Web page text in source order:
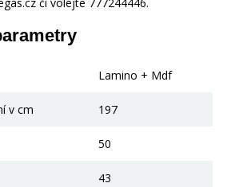
Lamino + Mdf
v cm 197
50
43